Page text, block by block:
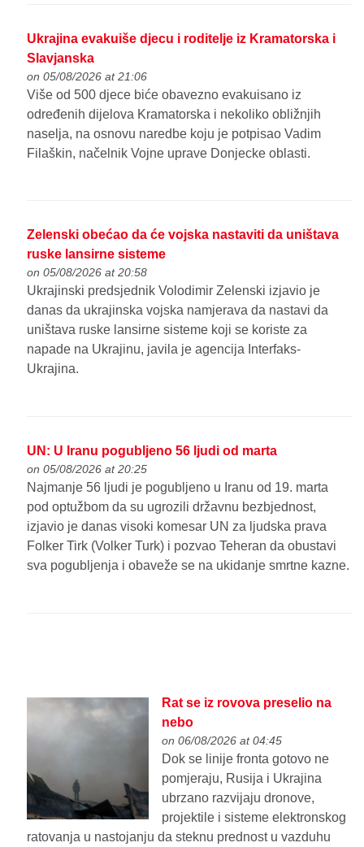
Ukrajina evakuiše djecu i roditelje iz Kramatorska i
Slavjanska
on 05/08/2026 at 21:06
Više od 500 djece biće obavezno evakuisano iz
određenih dijelova Kramatorska i nekoliko obližnjih
naselja, na osnovu naredbe koju je potpisao Vadim
Filaškin, načelnik Vojne uprave Donjecke oblasti.
Zelenski obećao da će vojska nastaviti da uništava
ruske lansirne sisteme
on 05/08/2026 at 20:58
Ukrajinski predsjednik Volodimir Zelenski izjavio je
danas da ukrajinska vojska namjerava da nastavi da
uništava ruske lansirne sisteme koji se koriste za
napade na Ukrajinu, javila je agencija Interfaks-
Ukrajina.
UN: U Iranu pogubljeno 56 ljudi od marta
on 05/08/2026 at 20:25
Najmanje 56 ljudi je pogubljeno u Iranu od 19. marta
pod optužbom da su ugrozili državnu bezbjednost,
izjavio je danas visoki komesar UN za ljudska prava
Folker Tirk (Volker Turk) i pozvao Teheran da obustavi
sva pogubljenja i obaveže se na ukidanje smrtne kazne.
Rat se iz rovova preselio na
nebo
on 06/08/2026 at 04:45
Dok se linije fronta gotovo ne
pomjeraju, Rusija i Ukrajina
ubrzano razvijaju dronove,
projektile i sisteme elektronskog
ratovanja u nastojanju da steknu prednost u vazduhu